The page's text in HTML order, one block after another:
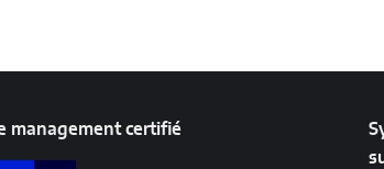
management certifié